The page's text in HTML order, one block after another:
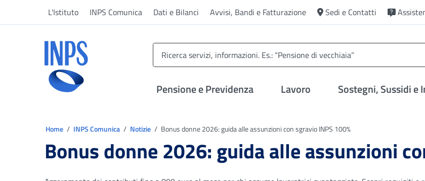
L'Istituto INPS Comunica Dati e Bilanci Avvisi, Bandi e Fatturazione Sedi e Contatti
Pensione e Previdenza Lavoro Sostegni, Sussidi e
Home INPS Comunica Notizie Bonus donne 2026: guida alle assunzioni con sgravio INPS 100%
Bonus donne 2026: guida alle assunzioni